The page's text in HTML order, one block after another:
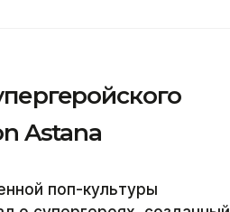
Astana
поп-культуры